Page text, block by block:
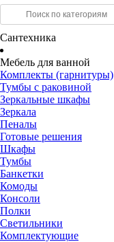
Сантехника
Мебель для ванной
Комплекты (гарнитуры)
Тумбы с раковиной
Зеркальные шкафы
Зеркала
Пеналы
Готовые решения
Шкафы
Тумбы
Банкетки
Комоды
Консоли
Полки
Светильники
Комплектующие